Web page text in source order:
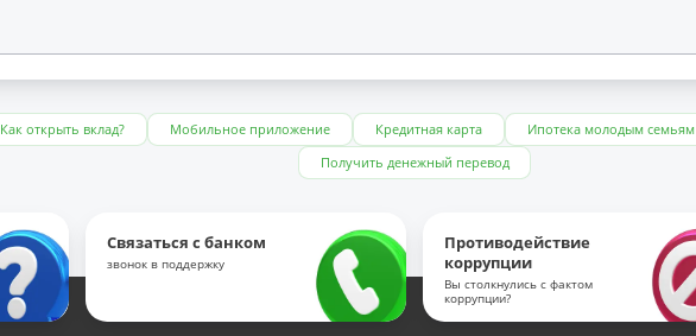
Как открыть вклад? Мобильное приложение Кредитная карта Ипотека молодым семьям
Получить денежный перевод
Связаться с банком
звонок в поддержку
Противодействие
коррупции
Вы столкнулись с фактом
коррупции?